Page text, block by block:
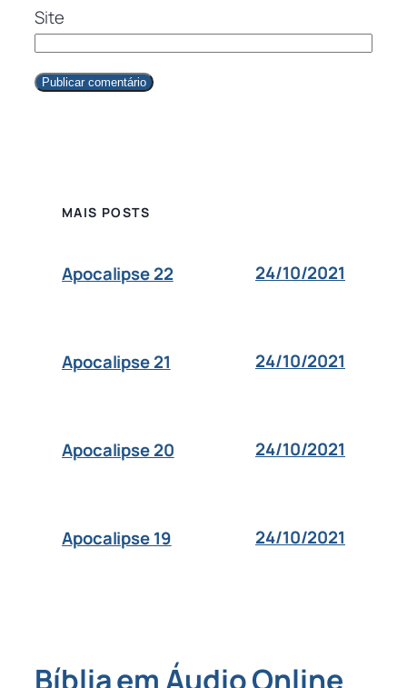
Site
MAIS POSTS
Apocalipse 22 24/10/2021
Apocalipse 21 24/10/2021
Apocalipse 20 24/10/2021
Apocalipse 19 24/10/2021
Bíblia em Áudio Online